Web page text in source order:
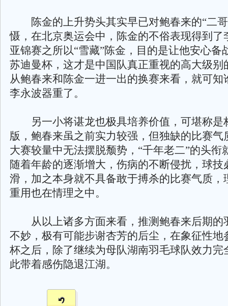
陈金的上升势头其实早已对鲍春来的“二哥
慑，在北京奥运会中，陈金的不俗表现得到了
亚锦赛之所以“雪藏”陈金，目的是让他安心备
苏迪曼杯，这才是中国队真正重视的高大级别
从鲍春来和陈金一进一出的换赛来看，就可知
李永波器重了。
另一小将谌龙也极具培养价值，可堪称是
版，鲍春来虽之前实力较强，但独缺的比赛气
大赛较量中无法摆脱颓势，“千年老二”的头衔
随着年龄的逐渐增大，伤病的不断侵扰，球技
滑，加之本身就不具备敢于搏杀的比赛气质，
重用也在情理之中。
从以上诸多方面来看，推测鲍春来后期的
不妙，极有可能步谢杏芳的后尘，在象征性地
杯之后，除了继续为母队湖南羽毛球队效力完
此带着感伤隐退江湖。